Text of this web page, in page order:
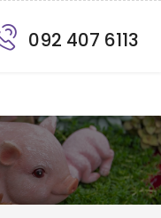
092 407 6113